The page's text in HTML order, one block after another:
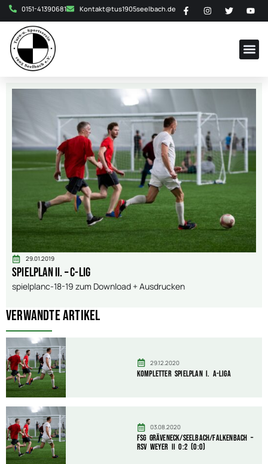
0151-41390681 Kontakt@tus1905seelbach.de
29.01.2019
Spielplan II. – C-Lig
spielplanc-18-19 zum Download + Ausdrucken
Verwandte Artikel
29.12.2020
Kompletter Spielplan I. A-Liga
03.08.2020
FSG Gräveneck/Seelbach/Falkenbach –
RSV Weyer II 0:2 (0:0)